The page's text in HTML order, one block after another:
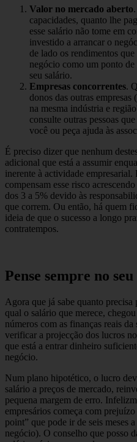
Valor no mercado aberto
capacidades, quanto lhe
esse salário não tome em
investido a arrancar o
de lado os rendimentos
negócio como um ponto
seu salário.
Empresas concorrentes.
donos das outras empresas
na mesma indústria e
consulte outras pessoas
você ou peça ajuda às
É preciso dizer que nenhum
adicional que está a assumir
inerente à actividade empresarial.
compensam esse risco
dos 3 a 5% devido às
que correm. Ou então, há quem
ideia de que o sucesso a longo
contratempos.
Pense sempre no
Agora que já sabe quanto
qual o salário que merece,
números com as finanças reais
verificar a projecção dos lucros
que está a entrar dinheiro
negócio.
Num plano hipotético, o lucro
salário a preços de mercado,
pequena margem de erro.
empresários começa com
point” que pode ir de seis meses
negócio). O conselho que posso